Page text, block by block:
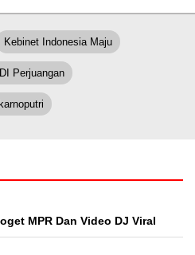
Kebinet Indonesia Maju
Perjuangan
MPR Dan Video DJ Viral